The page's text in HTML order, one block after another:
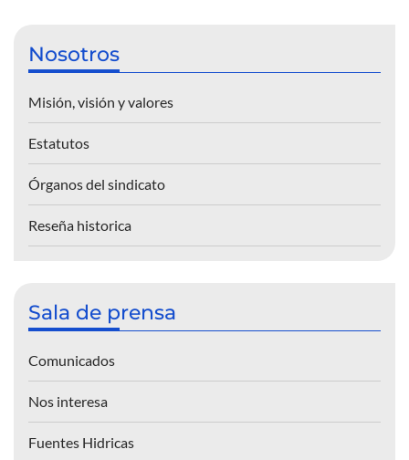
Nosotros
Misión, visión y valores
Estatutos
Órganos del sindicato
Reseña historica
Sala de prensa
Comunicados
Nos interesa
Fuentes Hidricas